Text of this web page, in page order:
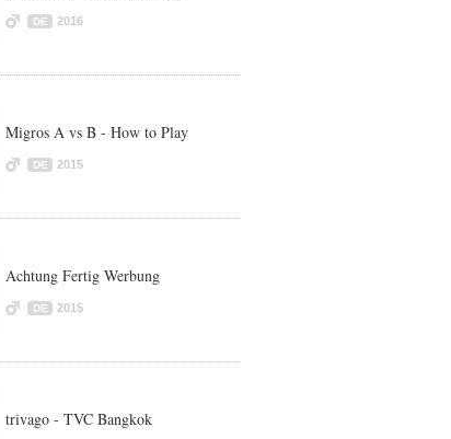
DE 2016
Migros A vs B - How to Play
DE 2015
Achtung Fertig Werbung
DE 2015
trivago - TVC Bangkok